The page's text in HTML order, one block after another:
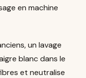
en machine
un lavage
blanc dans le
et neutralise